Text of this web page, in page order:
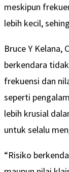
meskipun
lebih kecil,
Bruce Y Kelana,
berkendara
frekuensi dan
seperti
lebih krusial
untuk selalu
“Risiko